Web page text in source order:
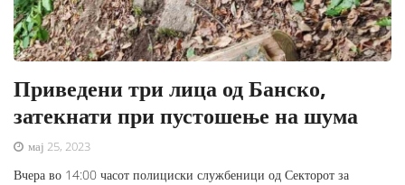
Приведени три лица од Банско,
затекнати при пустошење на шума
мај 25, 2023
Вчера во 14:00 часот полициски службеници од Секторот за